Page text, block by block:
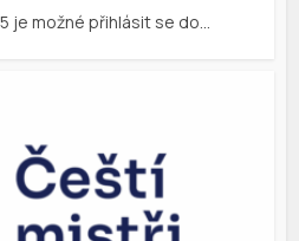
je možné přihlásit se do…